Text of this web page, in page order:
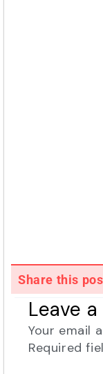
Share this
Leave
Your email
Required